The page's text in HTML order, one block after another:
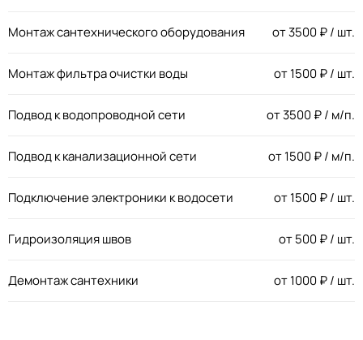
Монтаж сантехнического оборудования от3500₽ / шт.
Монтаж фильтра очистки воды от1500₽ / шт.
Подвод к водопроводной сети от3500₽ / м/п.
Подвод к канализационной сети от1500₽ / м/п.
Подключение электроники к водосети от1500₽ / шт.
Гидроизоляция швов от500₽ / шт.
Демонтаж сантехники от1000₽ / шт.